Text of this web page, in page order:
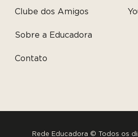
Clube dos Amigos
Sobre a Educadora
Contato
Rede Educadora © Todos os